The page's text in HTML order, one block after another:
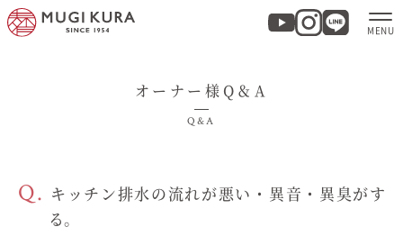
モデルハウス
オーナー様Q＆A
Q&A
Q. キッチン排水の流れが悪い・異音・異臭がす
る。